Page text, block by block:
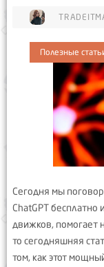
Полезные
Сегодня мы
ChatGPT бесплатно
движков, помогает
то сегодняшняя
том, как этот